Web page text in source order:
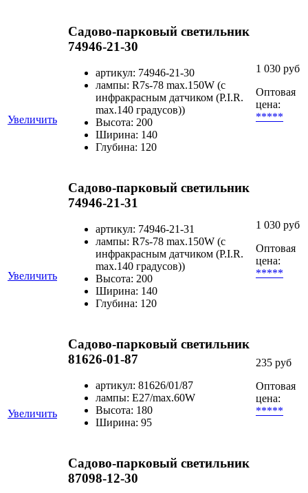
Увеличить
Садово-парковый светильник
74946-21-30
артикул: 74946-21-30
лампы: R7s-78 max.150W (с
инфракрасным датчиком (P.I.R.
max.140 градусов))
Высота: 200
Ширина: 140
Глубина: 120
1 030 руб
Оптовая
цена:
*****
Увеличить
Садово-парковый светильник
74946-21-31
артикул: 74946-21-31
лампы: R7s-78 max.150W (с
инфракрасным датчиком (P.I.R.
max.140 градусов))
Высота: 200
Ширина: 140
Глубина: 120
1 030 руб
Оптовая
цена:
*****
Увеличить
Садово-парковый светильник
81626-01-87
артикул: 81626/01/87
лампы: Е27/max.60W
Высота: 180
Ширина: 95
235 руб
Оптовая
цена:
*****
Садово-парковый светильник
87098-12-30